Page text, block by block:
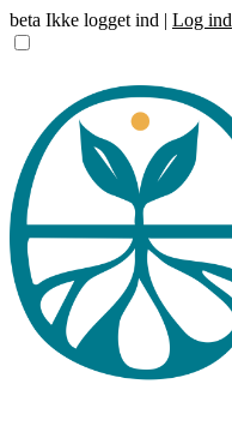
beta Ikke logget ind | Log ind